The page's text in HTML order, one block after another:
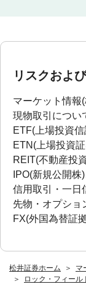
松井証券ホーム
マ
ロック・フィール
リスクおよ
マーケット情報
現物取引につい
ETF(上場投資
ETN(上場投資
REIT(不動産投
IPO(新規公開
信用取引・一日
先物・オプショ
FX(外国為替証